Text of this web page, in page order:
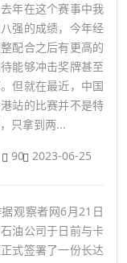
年在这个赛事中我
强的成绩，今年经
配合之后有更高的
能够冲击奖牌甚至
但就在最近，中国
站的比赛并不是特
只拿到两...
90 2023-06-25
观察者网6月21日
油公司于日前与卡
式签署了一份长达